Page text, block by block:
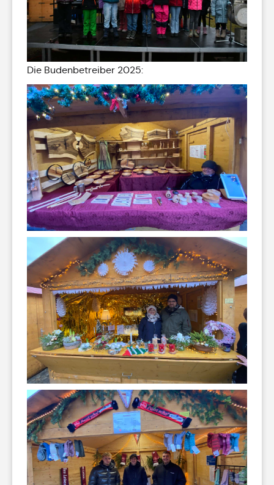
Die Budenbetreiber 2025: